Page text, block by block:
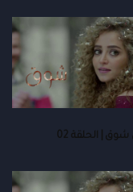
| الحلقة 02